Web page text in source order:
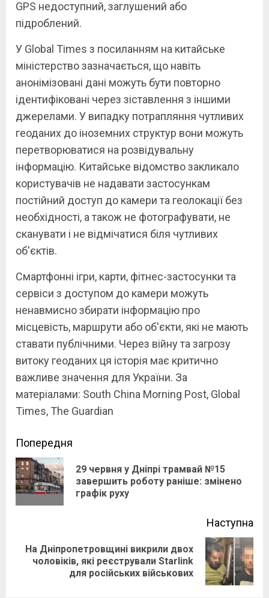
GPS недоступний, заглушений або
підроблений.
У Global Times з посиланням на китайське
міністерство зазначається, що навіть
анонімізовані дані можуть бути повторно
ідентифіковані через зіставлення з іншими
джерелами. У випадку потрапляння чутливих
геоданих до іноземних структур вони можуть
перетворюватися на розвідувальну
інформацію. Китайське відомство закликало
користувачів не надавати застосункам
постійний доступ до камери та геолокації без
необхідності, а також не фотографувати, не
сканувати і не відмічатися біля чутливих
об'єктів.
Смартфонні ігри, карти, фітнес-застосунки та
сервіси з доступом до камери можуть
ненавмисно збирати інформацію про
місцевість, маршрути або об'єкти, які не мають
ставати публічними. Через війну та загрозу
витоку геоданих ця історія має критично
важливе значення для України. За
матеріалами: South China Morning Post, Global
Times, The Guardian
Continue
Reading
Попередня
29 червня у Дніпрі трамвай №15
завершить роботу раніше: змінено
графік руху
Наступна
Next
На Дніпропетровщині викрили двох
чоловіків, які реєстрували Starlink
для російських військових